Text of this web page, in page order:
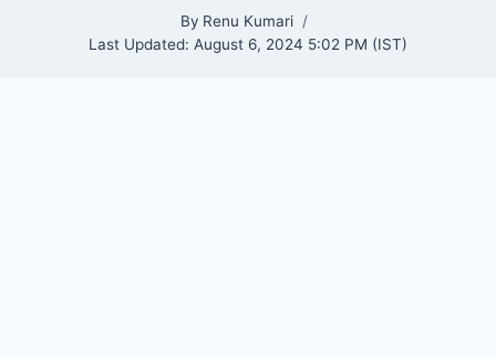
By Renu Kumari
Last Updated: August 6, 2024 5:02 PM (IST)